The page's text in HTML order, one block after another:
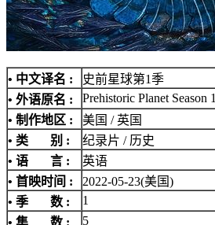
• 中文译名 :
史前星球第1季
• 外语原名 :
Prehistoric Planet Season 1
• 制作地区 :
美国 / 英国
• 类 别 :
纪录片 / 历史
• 语 言 :
英语
• 首映时间 :
2022-05-23(美国)
• 季 数 :
1
• 集 数 :
5